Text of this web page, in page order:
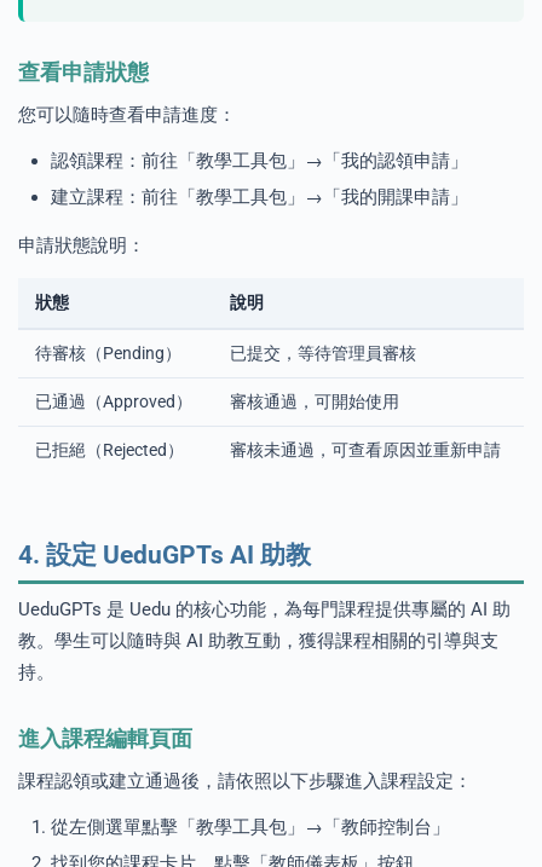
查看申請狀態
您可以隨時查看申請進度：
認領課程：前往「教學工具包」→「我的認領申請」
建立課程：前往「教學工具包」→「我的開課申請」
申請狀態說明：
狀態 說明
待審核（Pending） 已提交，等待管理員審核
已通過（Approved） 審核通過，可開始使用
已拒絕（Rejected） 審核未通過，可查看原因並重新申請
4. 設定 UeduGPTs AI 助教
UeduGPTs 是 Uedu 的核心功能，為每門課程提供專屬的 AI 助
教。學生可以隨時與 AI 助教互動，獲得課程相關的引導與支
持。
進入課程編輯頁面
課程認領或建立通過後，請依照以下步驟進入課程設定：
從左側選單點擊「教學工具包」→「教師控制台」